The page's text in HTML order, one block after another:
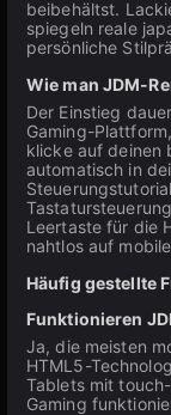
beibehältst.
spiegeln reale
persönliche
Wie man JDM-
Der Einstieg
Gaming-
klicke auf deinen
automatisch in
Leertaste für die
nahtlos auf
Häufig gestellte
Funktionieren
Ja, die meisten
HTML5-
Tablets mit
Gaming